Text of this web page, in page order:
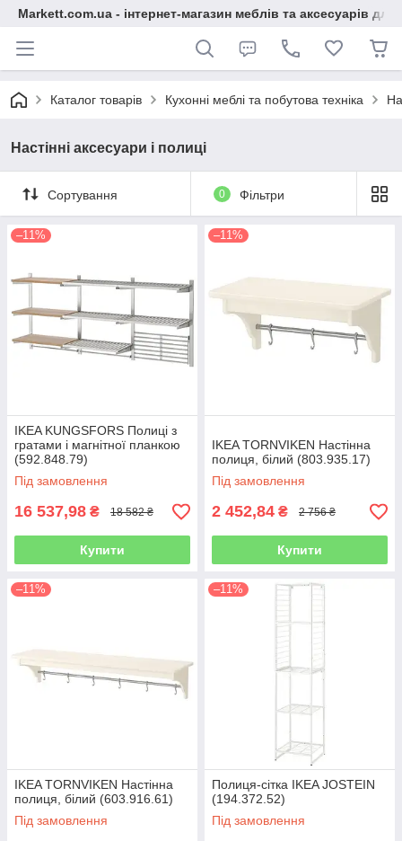
Markett.com.ua - інтернет-магазин меблів та аксесуарів для
Каталог товарів Кухонні меблі та побутова техніка
Настінні аксесуари і полиці
Сортування 0 Фільтри
–11%
IKEA KUNGSFORS Полиці з
гратами і магнітної планкою
(592.848.79)
Під замовлення
16 537,98 ₴ 18 582 ₴
Купити
–11%
IKEA TORNVIKEN Настінна
полиця, білий (803.935.17)
Під замовлення
2 452,84 ₴ 2 756 ₴
Купити
–11%
IKEA TORNVIKEN Настінна
полиця, білий (603.916.61)
Під замовлення
–11%
Полиця-сітка IKEA JOSTEIN
(194.372.52)
Під замовлення